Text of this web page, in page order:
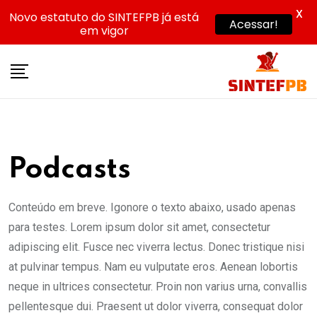
Podcasts
Conteúdo em breve. Igonore o texto abaixo, usado apenas
para testes. Lorem ipsum dolor sit amet, consectetur
adipiscing elit. Fusce nec viverra lectus. Donec tristique nisi
at pulvinar tempus. Nam eu vulputate eros. Aenean lobortis
neque in ultrices consectetur. Proin non varius urna, convallis
pellentesque dui. Praesent ut dolor viverra, consequat dolor
Novo estatuto do SINTEFPB já está
em vigor
Acessar!
X